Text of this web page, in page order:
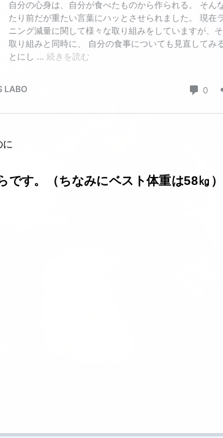
です。（ちなみにベスト体重は58㎏）